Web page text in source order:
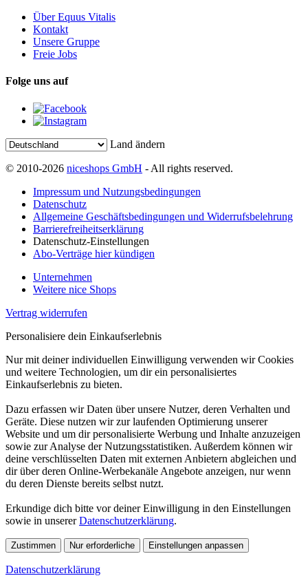
Über Equus Vitalis
Kontakt
Unsere Gruppe
Freie Jobs
Folge uns auf
Land ändern
© 2010-2026 niceshops GmbH - All rights reserved.
Impressum und Nutzungsbedingungen
Datenschutz
Allgemeine Geschäftsbedingungen und Widerrufsbelehrung
Barrierefreiheitserklärung
Datenschutz-Einstellungen
Abo-Verträge hier kündigen
Unternehmen
Weitere nice Shops
Vertrag widerrufen
Personalisiere dein Einkaufserlebnis
Nur mit deiner individuellen Einwilligung verwenden wir Cookies
und weitere Technologien, um dir ein personalisiertes
Einkaufserlebnis zu bieten.
Dazu erfassen wir Daten über unsere Nutzer, deren Verhalten und
Geräte. Diese nutzen wir zur laufenden Optimierung unserer
Website und um dir personalisierte Werbung und Inhalte anzuzeigen
sowie zur Analyse der Nutzungsstatistiken. Außerdem können wir
deine verschlüsselten Daten mit externen Anbietern abgleichen und
dir über deren Online-Werbekanäle Angebote anzeigen, nur wenn
du deren Dienste bereits selbst nutzt.
Erkundige dich bitte vor deiner Einwilligung in den Einstellungen
sowie in unsererDatenschutzerklärung.
Zustimmen Nur erforderliche Einstellungen anpassen
Datenschutzerklärung